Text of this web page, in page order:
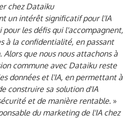
chez Dataiku
un intérêt significatif pour l'IA
pour les défis qui l'accompagnent,
à la confidentialité, en passant
que nous nous attachons à
commune avec Dataiku reste
données et l'IA, en permettant à
construire sa solution d'IA
et de manière rentable. »
du marketing de l'IA chez